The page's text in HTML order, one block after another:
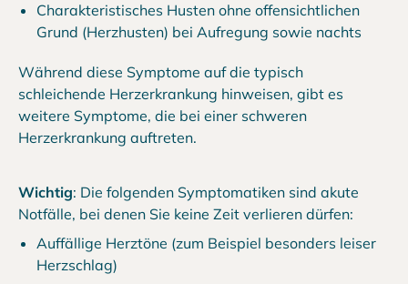
Charakteristisches Husten ohne offensichtlichen
Grund (Herzhusten) bei Aufregung sowie nachts
Während diese Symptome auf die typisch
schleichende Herzerkrankung hinweisen, gibt es
weitere Symptome, die bei einer schweren
Herzerkrankung auftreten.
Wichtig: Die folgenden Symptomatiken sind akute
Notfälle, bei denen Sie keine Zeit verlieren dürfen:
Auffällige Herztöne (zum Beispiel besonders leiser
Herzschlag)